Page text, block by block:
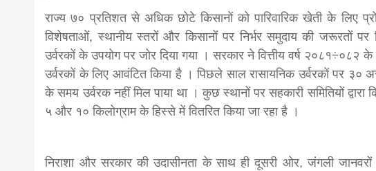
राज्य ७० प्रतिशत से अधिक छोटे किसानों को पारिवारिक खेती के लिए
विशेषताओं, स्थानीय स्तरों और किसानों पर निर्भर समुदाय की जरूरतों पर
उर्वरकों के उपयोग पर जोर दिया गया । सरकार ने वित्तीय वर्ष
उर्वरकों के लिए आवंटित किया है । पिछले साल रासायनिक उर्वरकों पर ३०
के समय उर्वरक नहीं मिल पाया था । कुछ स्थानों पर सहकारी समितियों द्वारा
५ और १० किलोग्राम के हिस्से में वितरित किया जा रहा है ।
निराशा और सरकार की उदासीनता के साथ ही दूसरी ओर, जंगली